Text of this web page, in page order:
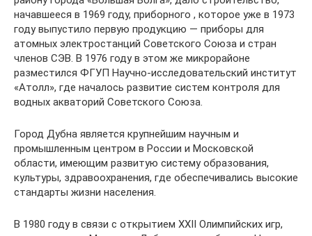
начавшееся в 1969 году, приборного , которое уже в 1973
году выпустило первую продукцию — приборы для
атомных электростанций Советского Союза и стран
членов СЭВ. В 1976 году в этом же микрорайоне
разместился ФГУП Научно-исследовательский институт
«Атолл», где началось развитие систем контроля для
водных акваторий Советского Союза.
Город Дубна является крупнейшим научным и
промышленным центром в России и Московской
области, имеющим развитую систему образования,
культуры, здравоохранения, где обеспечивались высокие
стандарты жизни населения.
В 1980 году в связи с открытием XXII Олимпийских игр,